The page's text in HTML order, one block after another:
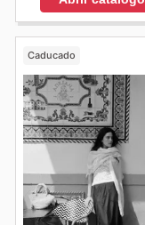
Caducado